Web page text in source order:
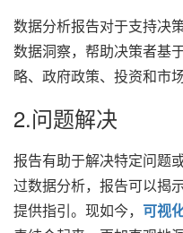
数据分析报告对于支持决
数据洞察，帮助决策者基
略、政府政策、投资和市
2.问题解决
报告有助于解决特定问题
过数据分析，报告可以揭
提供指引。现如今， 可视